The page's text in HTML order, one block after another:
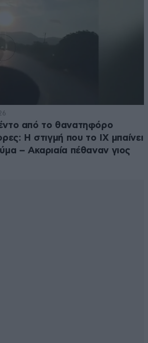
από το θανατηφόρο
Η στιγμή που το ΙΧ μπαίνει
– Ακαριαία πέθαναν γιος